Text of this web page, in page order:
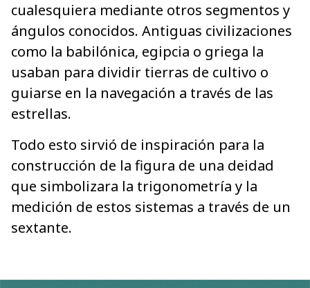
cualesquiera mediante otros segmentos y
ángulos conocidos. Antiguas civilizaciones
como la babilónica, egipcia o griega la
usaban para dividir tierras de cultivo o
guiarse en la navegación a través de las
estrellas.
Todo esto sirvió de inspiración para la
construcción de la figura de una deidad
que simbolizara la trigonometría y la
medición de estos sistemas a través de un
sextante.